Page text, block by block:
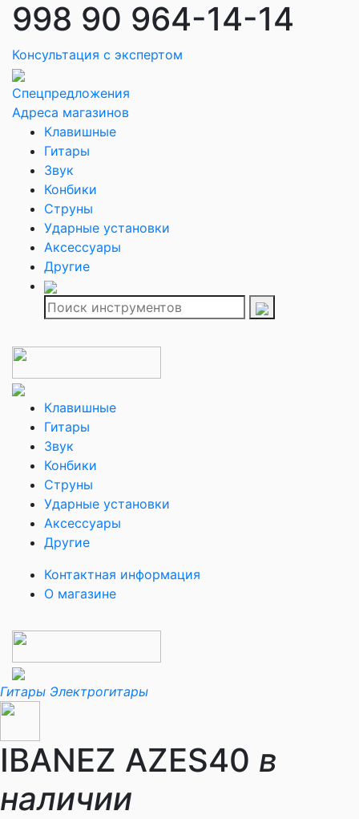
998 90 964-14-14
Консультация с экспертом
Спецпредложения
Адреса магазинов
Клавишные
Гитары
Звук
Конбики
Струны
Ударные установки
Аксессуары
Другие
Клавишные
Гитары
Звук
Конбики
Струны
Ударные установки
Аксессуары
Другие
Контактная информация
О магазине
Гитары Электрогитары
IBANEZ AZES40 в
наличии